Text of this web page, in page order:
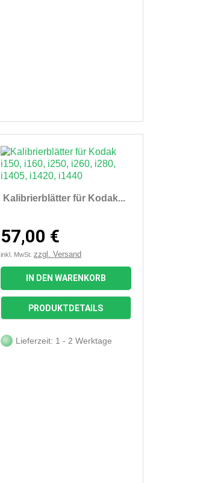
 Vorschau
Kalibrierblätter für Kodak...
57,00 €
inkl. MwSt. zzgl. Versand
IN DEN WARENKORB
PRODUKTDETAILS
Lieferzeit: 1 - 2 Werktage